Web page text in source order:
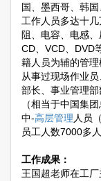
国、墨西哥、韩
工作人员多达十
阻、电容、电感
CD、VCD、DVD
籍人员为辅的管
从事过现场作业
部长、事业管理
（相当于中国集
中-高层管理人员
员工人数7000多人
工作成果：
王国超老师在工